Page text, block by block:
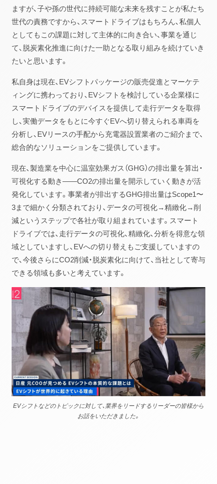
ますが、子や孫の世代に持続可能な未来を残すことが私たち
世代の責務ですから、スマートドライブはもちろん、私個人
としてもこの課題に対して主体的に向き合い、事業を通じ
て、脱炭素化推進に向けた一助となる取り組みを続けていき
たいと思います。
私自身は現在、EVシフトパッケージの販売促進とマーケテ
ィングに携わっており、EVシフトを検討している企業様に
スマートドライブのデバイスを提供して走行データを取得
し、実働データをもとに今すぐEVへ切り替えられる車両を
分析し、EVリースの手配から充電器設置業者のご紹介まで、
総合的なソリューションをご提供しています。
現在、製造業を中心に温室効果ガス（GHG）の排出量を算出・
可視化する動き――CO2の排出量を開示していく動きが活
発化しています。事業者が排出するGHG排出量はScope1〜
3まで細かく分類されており、データの可視化→精緻化→削
減というステップで各社が取り組まれています。スマート
ドライブでは、走行データの可視化、精緻化、分析を得意な領
域としていますし、EVへの切り替えもご支援していますの
で、今後さらにCO2削減・脱炭素化に向けて、当社として寄与
できる領域も多いと考えています。
EVシフトなどのトピックに対して、業界をリードするリーダーの皆様から
お話をいただきました。